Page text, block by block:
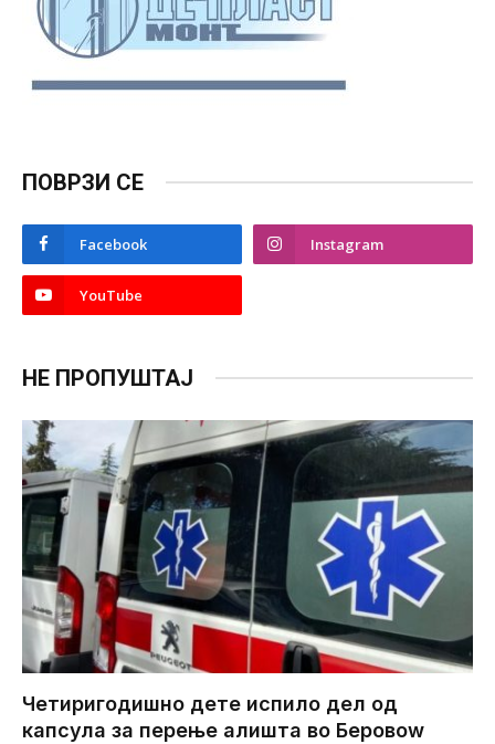
ПОВРЗИ СЕ
Facebook Instagram
YouTube
НЕ ПРОПУШТАЈ
Четиригодишно дете испило дел од
капсула за перење алишта во Беровоw